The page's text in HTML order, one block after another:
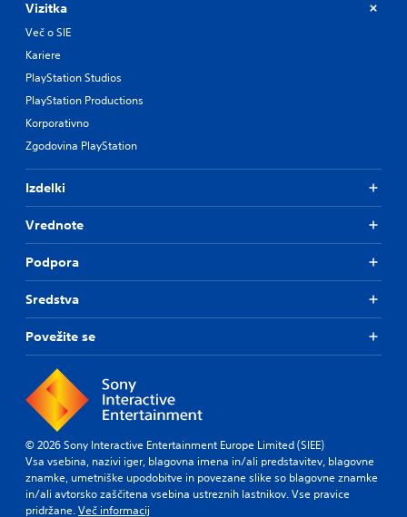
Vizitka
Več o SIE
Kariere
PlayStation Studios
PlayStation Productions
Korporativno
Zgodovina PlayStation
Izdelki
Vrednote
Podpora
Sredstva
Povežite se
© 2026 Sony Interactive Entertainment Europe Limited (SIEE)
Vsa vsebina, nazivi iger, blagovna imena in/ali predstavitev, blagovne
znamke, umetniške upodobitve in povezane slike so blagovne znamke
in/ali avtorsko zaščitena vsebina ustreznih lastnikov. Vse pravice
pridržane.Več informacij